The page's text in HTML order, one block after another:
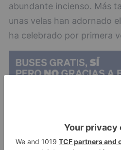
abundante incienso. Más
unas velas han adornado
ha celebrado por primera